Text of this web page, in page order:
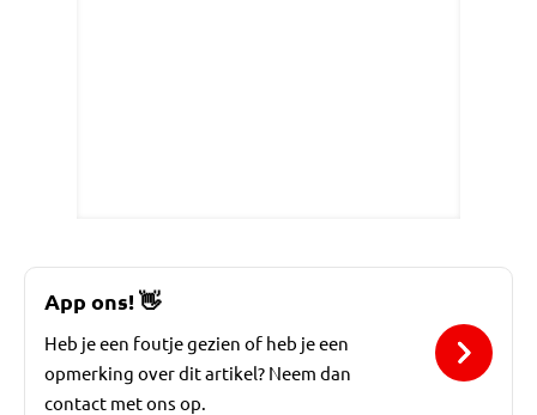
App ons!👋
Heb je een foutje gezien of heb je een
opmerking over dit artikel? Neem dan
contact met ons op.